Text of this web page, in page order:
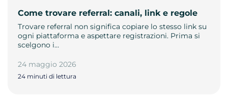
Come trovare referral: canali, link e regole
Trovare referral non significa copiare lo stesso link su
ogni piattaforma e aspettare registrazioni. Prima si
scelgono i…
24 maggio 2026
24 minuti di lettura